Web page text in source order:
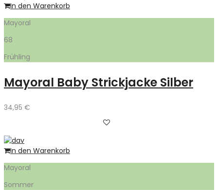
In den Warenkorb
Mayoral
68
Frühling
Mayoral Baby Strickjacke Silber
34,95 €
In den Warenkorb
Mayoral
Sommer